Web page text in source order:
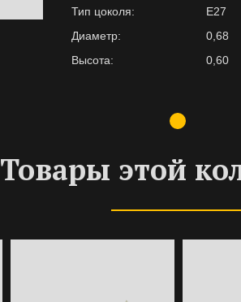
Тип цоколя:
E27
Диаметр:
0,68
Высота:
0,60
Товары этой